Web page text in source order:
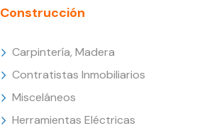
Construcción
Carpintería, Madera
Contratistas Inmobiliarios
Misceláneos
Herramientas Eléctricas